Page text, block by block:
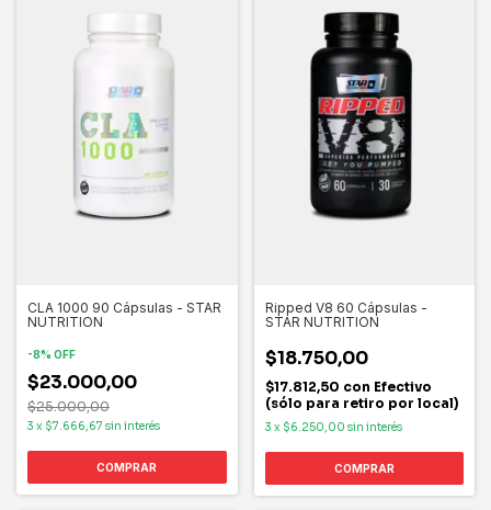
CLA 1000 90 Cápsulas - STAR
NUTRITION
-8% OFF
$23.000,00
$25.000,00
3 x $7.666,67 sin interés
Ripped V8 60 Cápsulas -
STAR NUTRITION
$18.750,00
$17.812,50 con Efectivo
(sólo para retiro por local)
3 x $6.250,00 sin interés